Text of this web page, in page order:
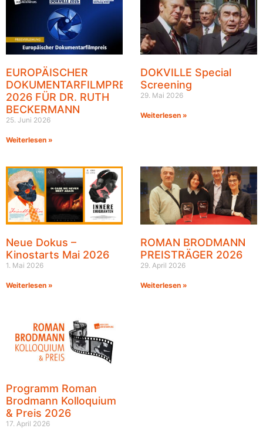
EUROPÄISCHER
DOKUMENTARFILMPREIS
2026 FÜR DR. RUTH
BECKERMANN
25. Juni 2026
Weiterlesen »
DOKVILLE Special
Screening
29. Mai 2026
Weiterlesen »
Neue Dokus –
Kinostarts Mai 2026
1. Mai 2026
Weiterlesen »
ROMAN BRODMANN
PREISTRÄGER 2026
29. April 2026
Weiterlesen »
Programm Roman
Brodmann Kolloquium
& Preis 2026
17. April 2026